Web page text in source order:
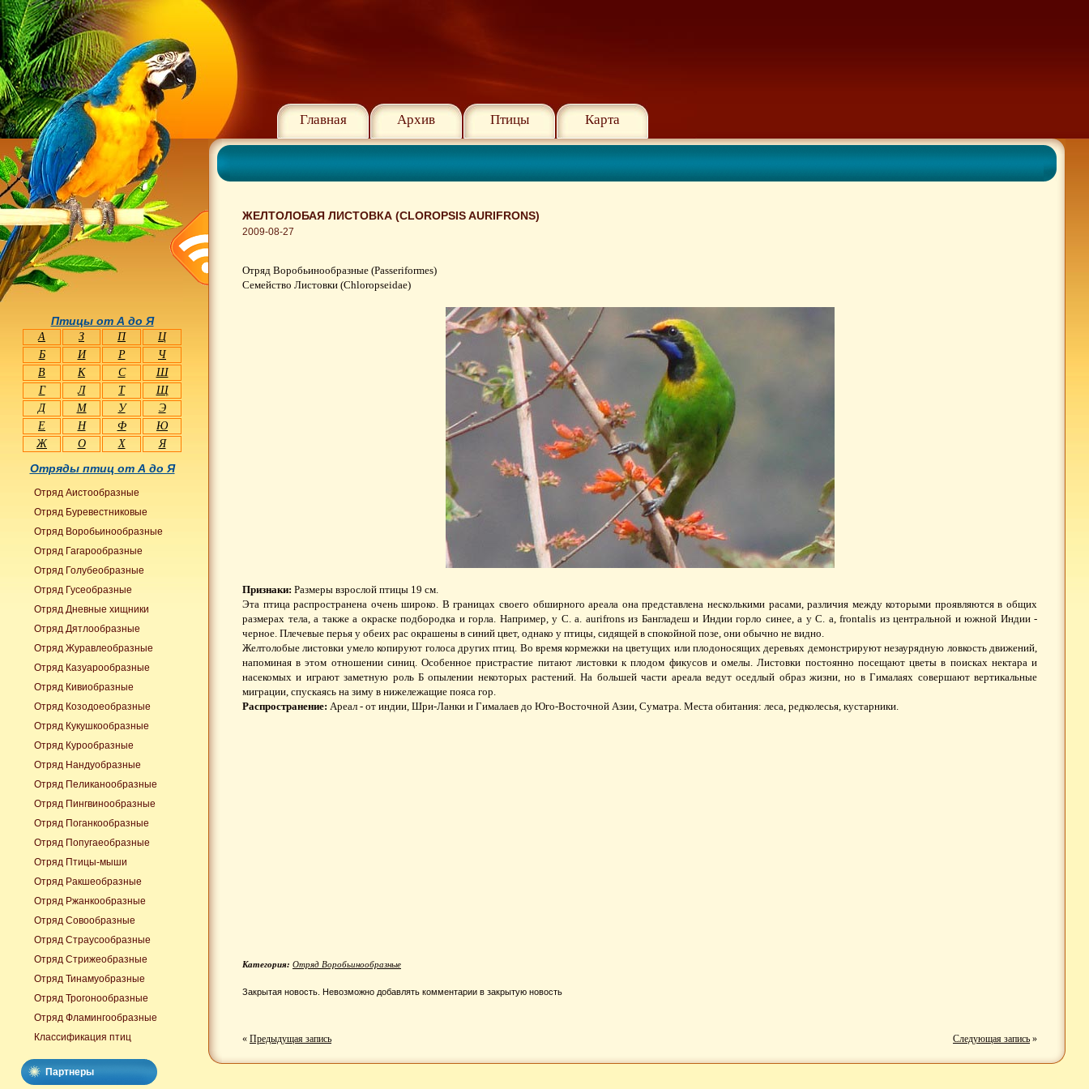
Главная Архив Птицы Карта
ЖЕЛТОЛОБАЯ ЛИСТОВКА (CLOROPSIS AURIFRONS)
2009-08-27
Отряд Воробьинообразные (Passeriformes)
Семейство Листовки (Chloropseidae)
Признаки: Размеры взрослой птицы 19 см.
Эта птица распространена очень широко. В границах своего обширного ареала она представлена несколькими расами, различия между которыми проявляются в общих
размерах тела, а также а окраске подбородка и горла. Например, у С. а. aurifrons из Бангладеш и Индии горло синее, а у С. a, frontalis из центральной и южной Индии -
черное. Плечевые перья у обеих рас окрашены в синий цвет, однако у птицы, сидящей в спокойной позе, они обычно не видно.
Желтолобые листовки умело копируют голоса других птиц. Во время кормежки на цветущих или плодоносящих деревьях демонстрируют незаурядную ловкость движений,
напоминая в этом отношении синиц. Особенное пристрастие питают листовки к плодом фикусов и омелы. Листовки постоянно посещают цветы в поисках нектара и
насекомых и играют заметную роль Б опылении некоторых растений. На большей части ареала ведут оседлый образ жизни, но в Гималаях совершают вертикальные
миграции, спускаясь на зиму в нижележащие пояса гор.
Распространение: Ареал - от индии, Шри-Ланки и Гималаев до Юго-Восточной Азии, Суматра. Места обитания: леса, редколесья, кустарники.
Категория: Отряд Воробьинообразные
Закрытая новость. Невозможно добавлять комментарии в закрытую новость
« Предыдущая запись Следующая запись »
Птицы от А до Я
А З П
Ц
Б
И Р
Ч
В
К С
Ш
Г
Л Т
Щ
Д
М У
Э
Е
Н Ф
Ю
Ж
О Х Я
Отряды птиц от А до Я
Отряд Аистообразные
Отряд Буревестниковые
Отряд Воробьинообразные
Отряд Гагарообразные
Отряд Голубеобразные
Отряд Гусеобразные
Отряд Дневные хищники
Отряд Дятлообразные
Отряд Журавлеобразные
Отряд Казуарообразные
Отряд Кивиобразные
Отряд Козодоеобразные
Отряд Кукушкообразные
Отряд Курообразные
Отряд Нандуобразные
Отряд Пеликанообразные
Отряд Пингвинообразные
Отряд Поганкообразные
Отряд Попугаеобразные
Отряд Птицы-мыши
Отряд Ракшеобразные
Отряд Ржанкообразные
Отряд Совообразные
Отряд Страусообразные
Отряд Стрижеобразные
Отряд Тинамуобразные
Отряд Трогонообразные
Отряд Фламингообразные
Классификация птиц
Партнеры